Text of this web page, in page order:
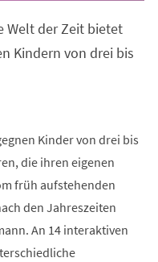
Welt der Zeit bietet
Kindern von drei bis
Kinder von drei bis
die ihren eigenen
früh aufstehenden
den Jahreszeiten
An 14 interaktiven